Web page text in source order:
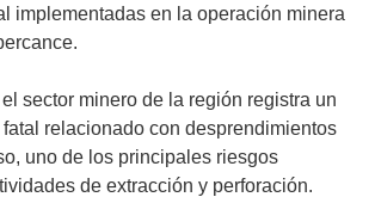
implementadas en la operación minera
sector minero de la región registra un
relacionado con desprendimientos
uno de los principales riesgos
de extracción y perforación.